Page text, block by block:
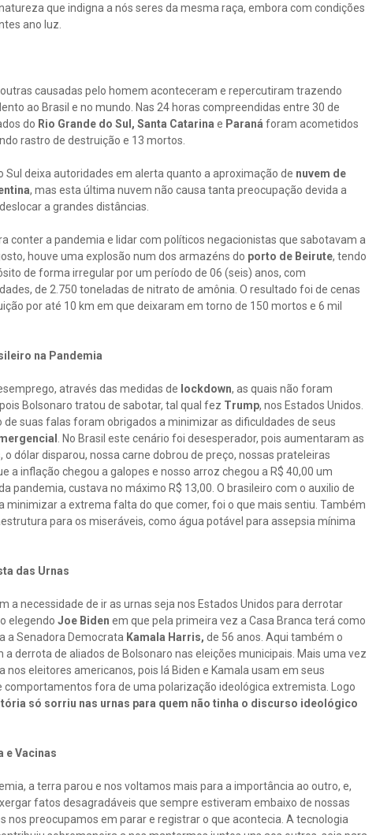
que indigna a nós seres da mesma raça, embora com condições
ano luz.
causadas pelo homem aconteceram e repercutiram trazendo
ao Brasil e no mundo. Nas 24 horas compreendidas entre 30 de
do Rio Grande do Sul, Santa Catarina e Paraná foram acometidos
rastro de destruição e 13 mortos.
Sul deixa autoridades em alerta quanto a aproximação de nuvem de
, mas esta última nuvem não causa tanta preocupação devida a
a grandes distâncias.
conter a pandemia e lidar com políticos negacionistas que sabotavam a
houve uma explosão num dos armazéns do porto de Beirute, tendo
de forma irregular por um período de 06 (seis) anos, com
de 2.750 toneladas de nitrato de amônia. O resultado foi de cenas
por até 10 km em que deixaram em torno de 150 mortos e 6 mil
na Pandemia
através das medidas de lockdown, as quais não foram
Bolsonaro tratou de sabotar, tal qual fez Trump, nos Estados Unidos.
de suas falas foram obrigados a minimizar as dificuldades de seus
. No Brasil este cenário foi desesperador, pois aumentaram as
dólar disparou, nossa carne dobrou de preço, nossas prateleiras
a inflação chegou a galopes e nosso arroz chegou a R$ 40,00 um
pandemia, custava no máximo R$ 13,00. O brasileiro com o auxilio de
minimizar a extrema falta do que comer, foi o que mais sentiu. Também
para os miseráveis, como água potável para assepsia mínima
das Urnas
a necessidade de ir as urnas seja nos Estados Unidos para derrotar
elegendo Joe Biden em que pela primeira vez a Casa Branca terá como
a Senadora Democrata Kamala Harris, de 56 anos. Aqui também o
derrota de aliados de Bolsonaro nas eleições municipais. Mais uma vez
nos eleitores americanos, pois lá Biden e Kamala usam em seus
comportamentos fora de uma polarização ideológica extremista. Logo
só sorriu nas urnas para quem não tinha o discurso ideológico
e Vacinas
a terra parou e nos voltamos mais para a importância ao outro, e,
fatos desagradáveis que sempre estiveram embaixo de nossas
nos preocupamos em parar e registrar o que acontecia. A tecnologia